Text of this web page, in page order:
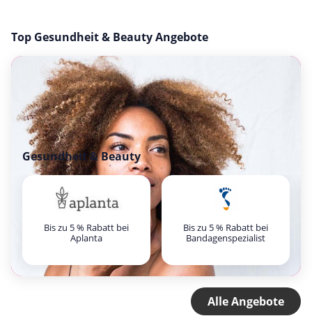
Top Gesundheit & Beauty Angebote
Gesundheit & Beauty
Bis zu 5 % Rabatt bei
Aplanta
Bis zu 5 % Rabatt bei
Bandagenspezialist
Alle Angebote